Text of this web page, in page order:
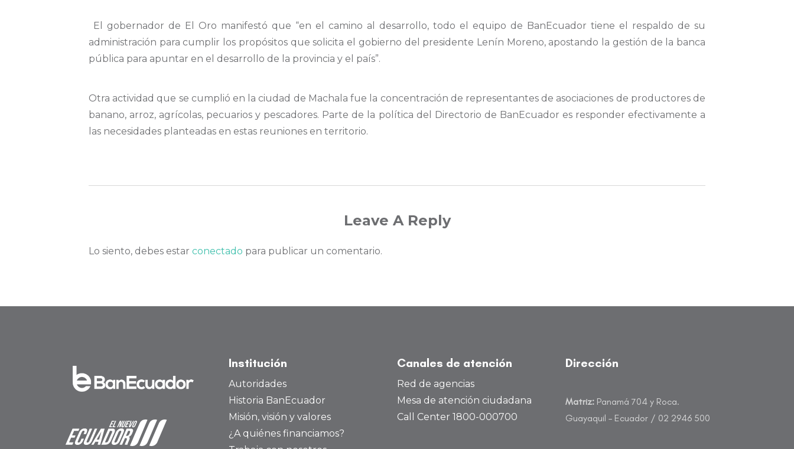
El gobernador de El Oro manifestó que “en el camino al desarrollo, todo el equipo de BanEcuador tiene el respaldo de su
administración para cumplir los propósitos que solicita el gobierno del presidente Lenín Moreno, apostando la gestión de la banca
pública para apuntar en el desarrollo de la provincia y el país”.
Otra actividad que se cumplió en la ciudad de Machala fue la concentración de representantes de asociaciones de productores de
banano, arroz, agrícolas, pecuarios y pescadores. Parte de la política del Directorio de BanEcuador es responder efectivamente a
las necesidades planteadas en estas reuniones en territorio.
Leave A Reply
Lo siento, debes estar conectado para publicar un comentario.
Institución
Autoridades
Historia BanEcuador
Misión, visión y valores
¿A quiénes financiamos?
Canales de atención
Red de agencias
Mesa de atención ciudadana
Call Center 1800-000700
Dirección
Matriz: Panamá 704 y Roca.
Guayaquil – Ecuador / 02 2946 500